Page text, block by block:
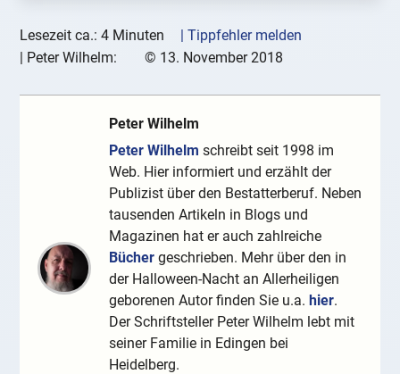
Lesezeit ca.: 4 Minuten
| Tippfehler melden
| Peter Wilhelm: © 13. November 2018
Peter Wilhelm
Peter Wilhelm schreibt seit 1998 im
Web. Hier informiert und erzählt der
Publizist über den Bestatterberuf. Neben
tausenden Artikeln in Blogs und
Magazinen hat er auch zahlreiche
Bücher geschrieben. Mehr über den in
der Halloween-Nacht an Allerheiligen
geborenen Autor finden Sie u.a.hier.
Der Schriftsteller Peter Wilhelm lebt mit
seiner Familie in Edingen bei
Heidelberg.